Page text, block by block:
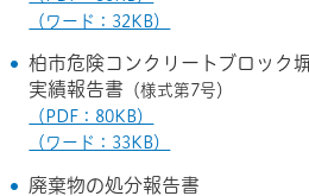
（ワード：32KB）
柏市危険コンクリートブロック
実績報告書 （様式第7号）
（PDF：80KB）
（ワード：33KB）
廃棄物の処分報告書